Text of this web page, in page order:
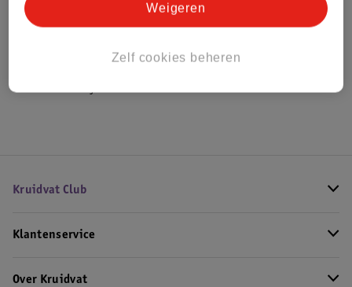
Bekijk ook
Alle Shampoo
Hoe controleren wij de reviews?
Kruidvat Club
Klantenservice
Over Kruidvat
Zelf cookies beheren
Weigeren